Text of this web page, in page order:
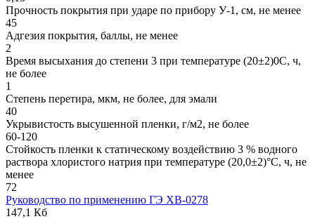
Прочность покрытия при ударе по прибору У-1, см, не менее
45
Адгезия покрытия, баллы, не менее
2
Время высыхания до степени 3 при температуре (20±2)0С, ч,
не более
1
Степень перетира, мкм, не более, для эмали
40
Укрывистость высушенной пленки, г/м2, не более
60-120
Стойкость пленки к статическому воздействию 3 % водного
раствора хлористого натрия при температуре (20,0±2)°С, ч, не
менее
72
Руководство по применению ГЭ ХВ-0278
147,1 Кб